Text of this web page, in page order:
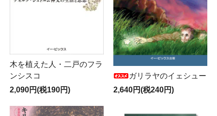
木を植えた人・二戸のフラ
ンシスコ
2,090円(税190円)
ガリラヤのイェシュー
2,640円(税240円)